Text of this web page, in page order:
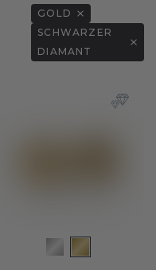
GOLD
SCHWARZER
DIAMANT